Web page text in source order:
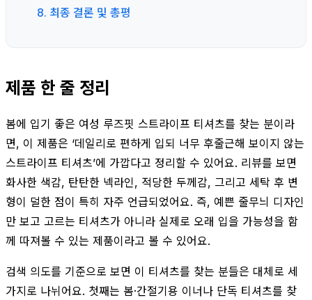
8. 최종 결론 및 총평
제품 한 줄 정리
봄에 입기 좋은 여성 루즈핏 스트라이프 티셔츠를 찾는 분이라
면, 이 제품은 ‘데일리로 편하게 입되 너무 후줄근해 보이지 않는
스트라이프 티셔츠’에 가깝다고 정리할 수 있어요. 리뷰를 보면
화사한 색감, 탄탄한 넥라인, 적당한 두께감, 그리고 세탁 후 변
형이 덜한 점이 특히 자주 언급되었어요. 즉, 예쁜 줄무늬 디자인
만 보고 고르는 티셔츠가 아니라 실제로 오래 입을 가능성을 함
께 따져볼 수 있는 제품이라고 볼 수 있어요.
검색 의도를 기준으로 보면 이 티셔츠를 찾는 분들은 대체로 세
가지로 나뉘어요. 첫째는 봄·간절기용 이너나 단독 티셔츠를 찾